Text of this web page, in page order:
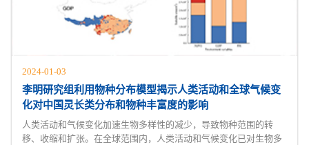
2024-01-03
李明研究组利用物种分布模型揭示人类活动和全球气候变
化对中国灵长类分布和物种丰富度的影响
人类活动和气候变化加速生物多样性的减少，导致物种范围的转
移、收缩和扩张。在全球范围内，人类活动和气候变化已对生物多